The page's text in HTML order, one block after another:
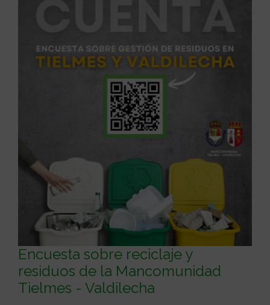
Encuesta sobre reciclaje y
residuos de la Mancomunidad
Tielmes - Valdilecha